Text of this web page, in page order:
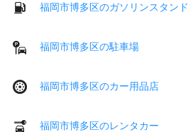
福岡市博多区のガソリンスタンド
福岡市博多区の駐車場
福岡市博多区のカー用品店
福岡市博多区のレンタカー